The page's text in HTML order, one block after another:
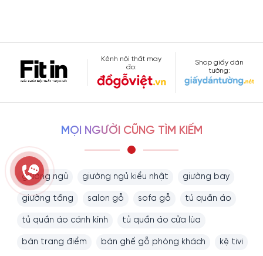
Kênh nội thất may
đo:
Shop giấy dán
tường:
MỌI NGƯỜI CŨNG TÌM KIẾM
giường ngủ giường ngủ kiểu nhật giường bay
giường tầng salon gỗ sofa gỗ tủ quần áo
tủ quần áo cánh kính tủ quần áo cửa lùa
bàn trang điểm bàn ghế gỗ phòng khách kệ tivi